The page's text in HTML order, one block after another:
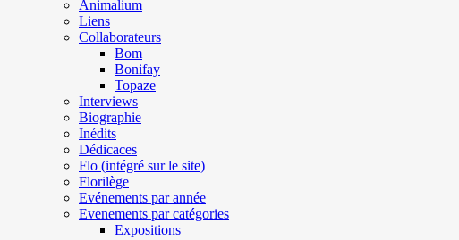
Animalium
Liens
Collaborateurs
Bom
Bonifay
Topaze
Interviews
Biographie
Inédits
Dédicaces
Flo (intégré sur le site)
Florilège
Evénements par année
Evenements par catégories
Expositions